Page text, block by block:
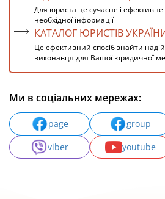
Для юриста це сучасне і
необхідної інформації
КАТАЛОГ ЮРИСТІВ
Це ефективний спосіб знайти
виконавця для Вашої юридичної
Ми в соціальних мережах:
page group
viber
youtube